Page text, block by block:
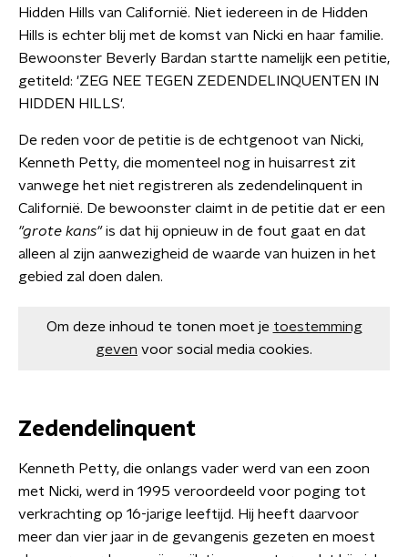
Hidden Hills van Californië. Niet iedereen in de Hidden
Hills is echter blij met de komst van Nicki en haar familie.
Bewoonster Beverly Bardan startte namelijk een petitie,
getiteld: 'ZEG NEE TEGEN ZEDENDELINQUENTEN IN
HIDDEN HILLS'.
De reden voor de petitie is de echtgenoot van Nicki,
Kenneth Petty, die momenteel nog in huisarrest zit
vanwege het niet registreren als zedendelinquent in
Californië. De bewoonster claimt in de petitie dat er een
"grote kans"is dat hij opnieuw in de fout gaat en dat
alleen al zijn aanwezigheid de waarde van huizen in het
gebied zal doen dalen.
Om deze inhoud te tonen moet je toestemming
geven voor social media cookies.
Zedendelinquent
Kenneth Petty, die onlangs vader werd van een zoon
met Nicki, werd in 1995 veroordeeld voor poging tot
verkrachting op 16-jarige leeftijd. Hij heeft daarvoor
meer dan vier jaar in de gevangenis gezeten en moest